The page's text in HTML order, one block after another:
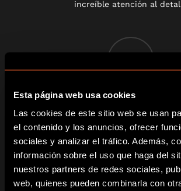
Esta página web usa cookies
Las cookies de este sitio web se usan
el contenido y los anuncios, ofrecer
sociales y analizar el tráfico. Además,
información sobre el uso que haga del
nuestros partners de redes sociales,
web, quienes pueden combinarla con
increíble atención al
2
TE ENCERRAREMOS
Y TE DAREMOS
Una vez la puerta quede
deberéis trabajar juntos para
una serie de pistas muy